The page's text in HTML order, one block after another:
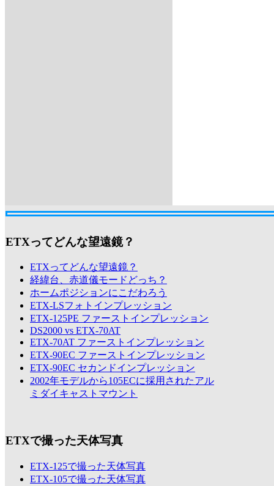
ETXってどんな望遠鏡？
ETXってどんな望遠鏡？
経緯台、赤道儀モードどっち？
ホームポジションにこだわろう
ETX-LSフォトインプレッション
ETX-125PE ファーストインプレッション
DS2000 vs ETX-70AT
ETX-70AT ファーストインプレッション
ETX-90EC ファーストインプレッション
ETX-90EC セカンドインプレッション
2002年モデルから105ECに採用されたアル
ミダイキャストマウント
ETXで撮った天体写真
ETX-125で撮った天体写真
ETX-105で撮った天体写真